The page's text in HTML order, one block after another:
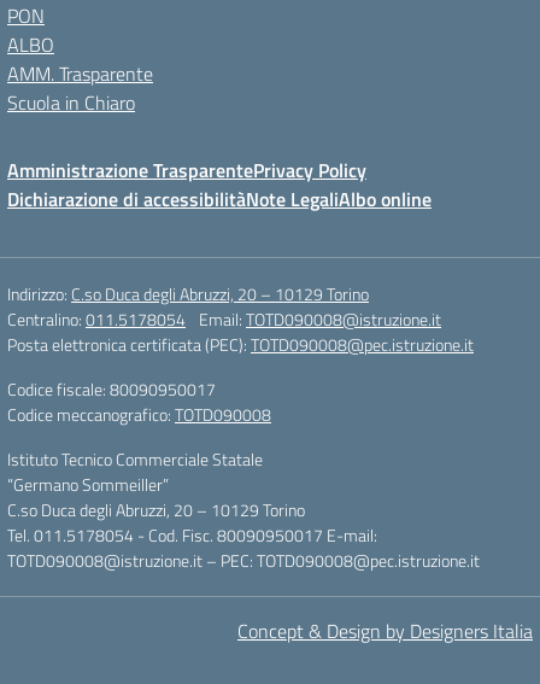
PON
ALBO
AMM. Trasparente
Scuola in Chiaro
Amministrazione TrasparentePrivacy Policy
Dichiarazione di accessibilitàNote LegaliAlbo online
Indirizzo: C.so Duca degli Abruzzi, 20 – 10129 Torino
Centralino:011.5178054 Email:TOTD090008@istruzione.it
Posta elettronica certificata (PEC):TOTD090008@pec.istruzione.it
Codice fiscale: 80090950017
Codice meccanografico:TOTD090008
Istituto Tecnico Commerciale Statale
“Germano Sommeiller”
C.so Duca degli Abruzzi, 20 – 10129 Torino
Tel. 011.5178054 - Cod. Fisc. 80090950017 E-mail:
TOTD090008@istruzione.it – PEC: TOTD090008@pec.istruzione.it
Concept & Design by Designers Italia